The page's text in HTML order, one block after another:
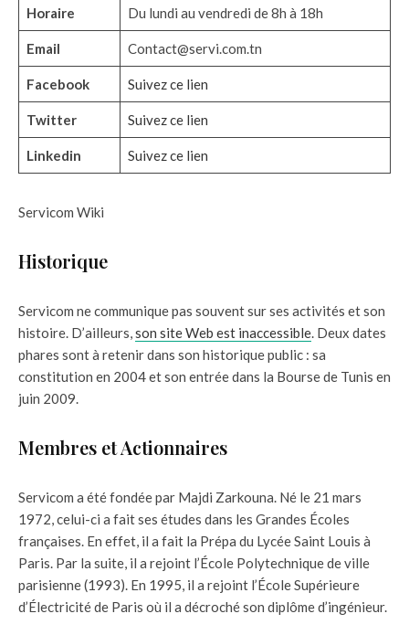
Horaire Du lundi au vendredi de 8h à 18h
Email Contact@servi.com.tn
Facebook Suivez ce lien
Twitter Suivez ce lien
Linkedin Suivez ce lien
Servicom Wiki
Historique
Servicom ne communique pas souvent sur ses activités et son
histoire. D’ailleurs, son site Web est inaccessible . Deux dates
phares sont à retenir dans son historique public : sa
constitution en 2004 et son entrée dans la Bourse de Tunis en
juin 2009.
Membres et Actionnaires
Servicom a été fondée par Majdi Zarkouna. Né le 21 mars
1972, celui-ci a fait ses études dans les Grandes Écoles
françaises. En effet, il a fait la Prépa du Lycée Saint Louis à
Paris. Par la suite, il a rejoint l’École Polytechnique de ville
parisienne (1993). En 1995, il a rejoint l’École Supérieure
d’Électricité de Paris où il a décroché son diplôme d’ingénieur.